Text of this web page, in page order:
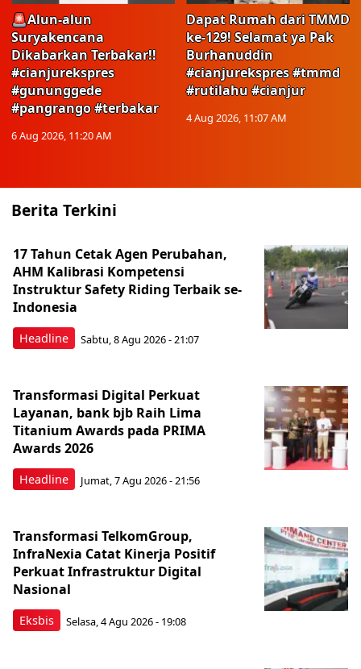
🚨Alun-alun
Suryakencana
Dikabarkan Terbakar!!
#cianjurekspres
#gununggede
#pangrango #terbakar
6 Aug 2026, 11:20 AM
Dapat Rumah dari TMMD
ke-129! Selamat ya Pak
Burhanuddin
#cianjurekspres #tmmd
#rutilahu #cianjur
4 Aug 2026, 11:07 AM
Berita Terkini
Headline
17 Tahun Cetak Agen Perubahan,
AHM Kalibrasi Kompetensi
Instruktur Safety Riding Terbaik se-
Indonesia
Sabtu, 8 Agu 2026 - 21:07
Headline
Transformasi Digital Perkuat
Layanan, bank bjb Raih Lima
Titanium Awards pada PRIMA
Awards 2026
Jumat, 7 Agu 2026 - 21:56
Eksbis
Transformasi TelkomGroup,
InfraNexia Catat Kinerja Positif
Perkuat Infrastruktur Digital
Nasional
Selasa, 4 Agu 2026 - 19:08